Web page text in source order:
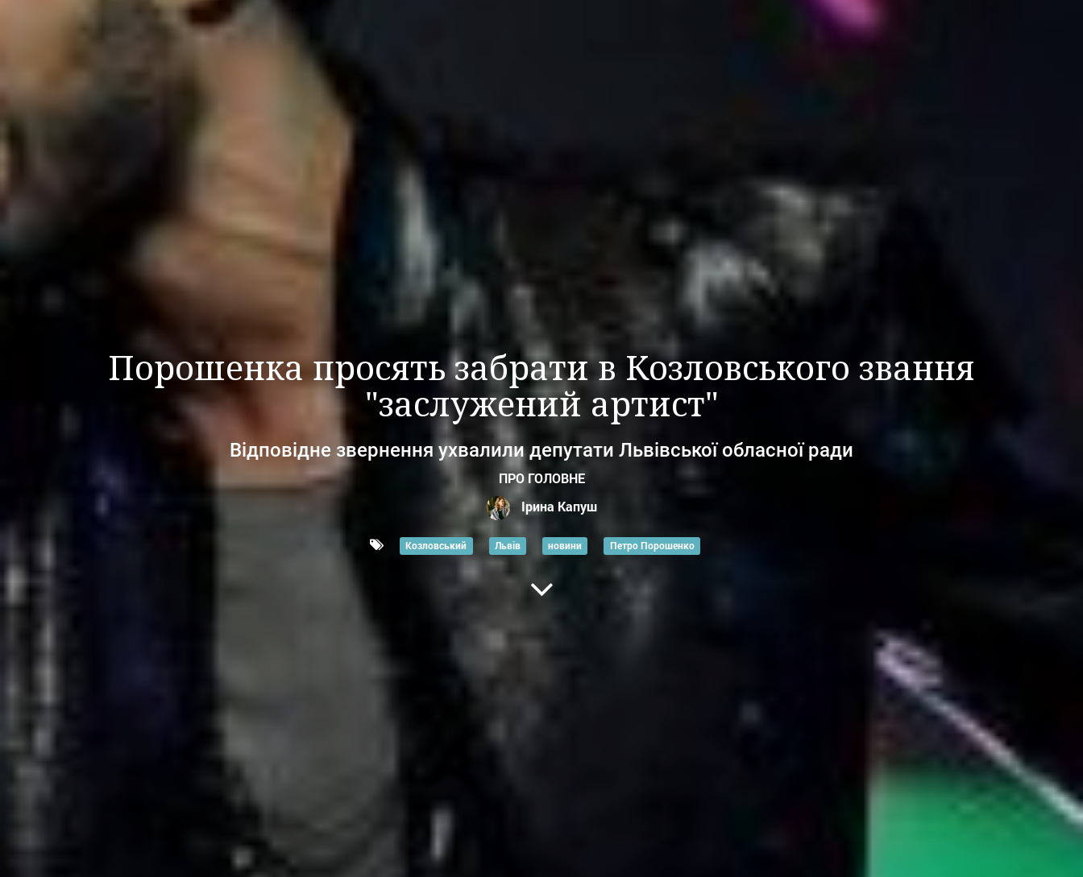
Порошенка просять забрати в Козловського звання
"заслужений артист"
Відповідне звернення ухвалили депутати Львівської обласної ради
ПРО ГОЛОВНЕ
Ірина Капуш
Козловський Львів новини Петро Порошенко